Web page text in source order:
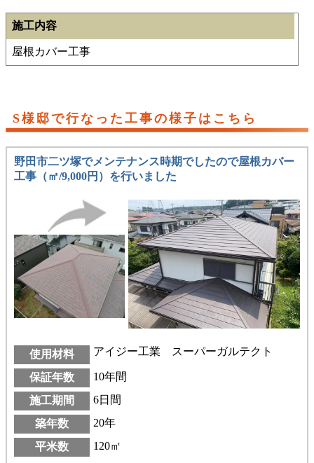
施工内容
屋根カバー工事
S様邸で行なった工事の様子はこちら
野田市二ツ塚でメンテナンス時期でしたので屋根カバー
工事（㎡/9,000円）を行いました
使用材料 アイジー工業 スーパーガルテクト
保証年数
10年間
施工期間
6日間
築年数
20年
平米数
120㎡